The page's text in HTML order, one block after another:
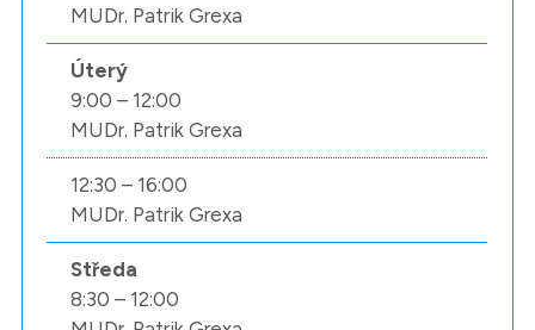
MUDr. Patrik Grexa
Úterý
9:00 – 12:00
MUDr. Patrik Grexa
12:30 – 16:00
MUDr. Patrik Grexa
Středa
8:30 – 12:00